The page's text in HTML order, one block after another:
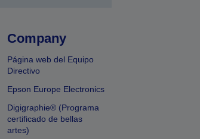
Company
Página web del Equipo
Directivo
Epson Europe Electronics
Digigraphie® (Programa
certificado de bellas
artes)